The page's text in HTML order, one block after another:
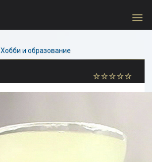
menu
Хобби и образование